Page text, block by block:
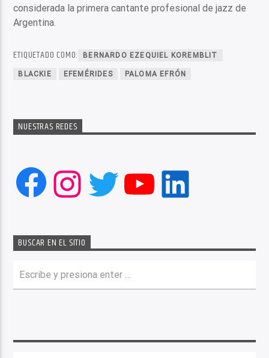
considerada la primera cantante profesional de jazz de
Argentina.
ETIQUETADO COMO: BERNARDO EZEQUIEL KOREMBLIT
BLACKIE EFEMÉRIDES PALOMA EFRÓN
NUESTRAS REDES
Facebook
Instagram
Twitter
YouTube
LinkedIn
BUSCAR EN EL SITIO